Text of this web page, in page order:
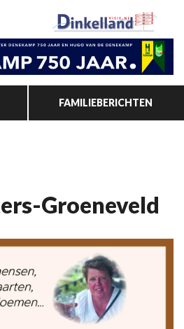
FAMILIEBERICHTEN
Groeneveld